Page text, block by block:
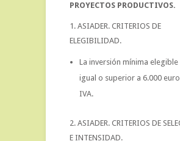
PROYECTOS PRODUCTIVOS.
1. ASIADER. CRITERIOS DE
ELEGIBILIDAD.
La inversión mínima elegible
igual o superior a 6.000
IVA.
2. ASIADER. CRITERIOS DE
E INTENSIDAD.